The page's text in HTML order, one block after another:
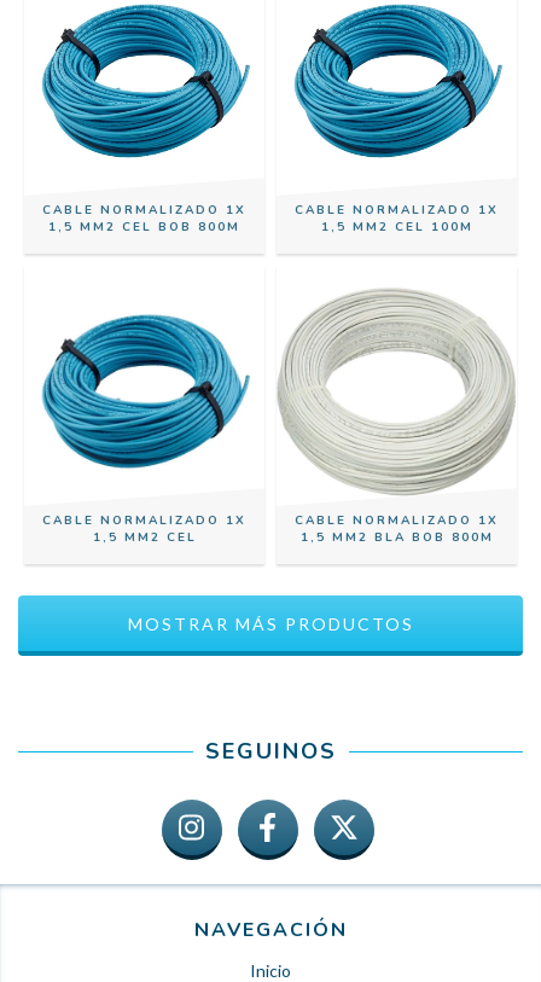
CABLE NORMALIZADO 1X
1,5 MM2 CEL BOB 800M
CABLE NORMALIZADO 1X
1,5 MM2 CEL 100M
CABLE NORMALIZADO 1X
1,5 MM2 CEL
CABLE NORMALIZADO 1X
1,5 MM2 BLA BOB 800M
MOSTRAR MÁS PRODUCTOS
SEGUINOS
NAVEGACIÓN
Inicio